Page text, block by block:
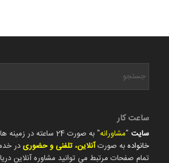
ساعت کار
سایت"مشاورانه" به صورت 24 ساعته در زمینه های
خانوادهبه صورتآنلاین، تلفنی و حضوریدر
تمام صفحات مرتبط می توانید مشاوره آنلاین